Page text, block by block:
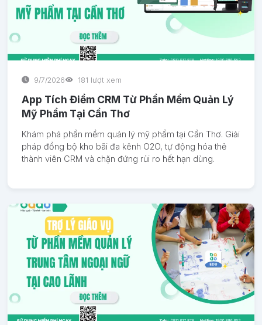
9/7/2026 181 lượt xem
App Tích Điểm CRM Từ Phần Mềm Quản Lý
Mỹ Phẩm Tại Cần Thơ
Khám phá phần mềm quản lý mỹ phẩm tại Cần Thơ. Giải
pháp đồng bộ kho bãi đa kênh O2O, tự động hóa thẻ
thành viên CRM và chặn đứng rủi ro hết hạn dùng.